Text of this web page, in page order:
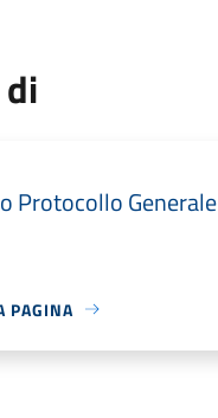
Protocollo Generale
PAGINA